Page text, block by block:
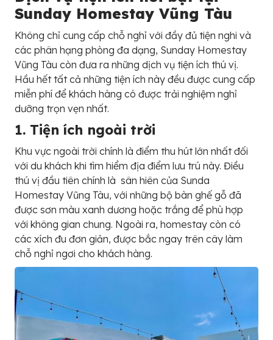
Sunday Homestay Vũng Tàu
Không chỉ cung cấp chỗ nghỉ với đầy đủ tiện nghi và
các phân hạng phòng đa dạng, Sunday Homestay
Vũng Tàu còn đưa ra những dịch vụ tiện ích thú vị.
Hầu hết tất cả những tiện ích này đều được cung cấp
miễn phí để khách hàng có được trải nghiệm nghỉ
dưỡng trọn vẹn nhất.
1. Tiện ích ngoài trời
Khu vực ngoài trời chính là điểm thu hút lớn nhất đối
với du khách khi tìm hiểm địa điểm lưu trú này. Điều
thú vị đầu tiên chính là sân hiên của Sunda
Homestay Vũng Tàu, với những bộ bàn ghế gỗ đã
được sơn màu xanh dương hoặc trắng để phù hợp
với không gian chung. Ngoài ra, homestay còn có
các xích đu đơn giản, được bắc ngay trên cây làm
chỗ nghỉ ngơi cho khách hàng.